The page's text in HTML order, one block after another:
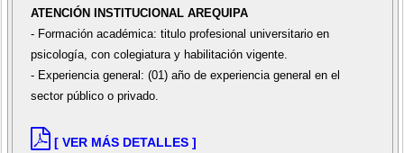
ATENCIÓN INSTITUCIONAL AREQUIPA
- Formación académica: titulo profesional universitario en
psicología, con colegiatura y habilitación vigente.
- Experiencia general: (01) año de experiencia general en el
sector público o privado.
[ VER MÁS DETALLES ]